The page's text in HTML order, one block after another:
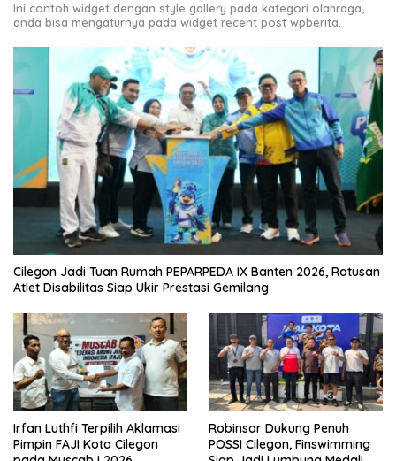
Ini contoh widget dengan style gallery pada kategori olahraga,
anda bisa mengaturnya pada widget recent post wpberita.
Cilegon Jadi Tuan Rumah PEPARPEDA IX Banten 2026, Ratusan
Atlet Disabilitas Siap Ukir Prestasi Gemilang
Irfan Luthfi Terpilih Aklamasi
Pimpin FAJI Kota Cilegon
Robinsar Dukung Penuh
POSSI Cilegon, Finswimming